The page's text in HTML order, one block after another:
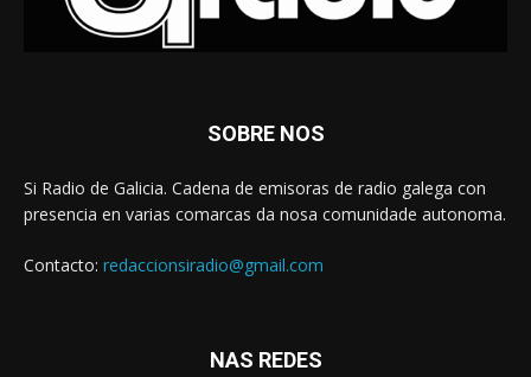
SOBRE NOS
Si Radio de Galicia. Cadena de emisoras de radio galega con
presencia en varias comarcas da nosa comunidade autonoma.
Contacto: redaccionsiradio@gmail.com
NAS REDES